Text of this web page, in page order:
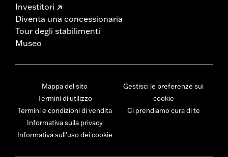
Investitori
Diventa una concessionaria
Tour degli stabilimenti
Museo
Mappa del sito
Termini di utilizzo
Termini e condizioni di vendita
Informativa sulla privacy
Informativa sull’uso dei cookie
Gestisci le preferenze sui
cookie
Ci prendiamo cura di te